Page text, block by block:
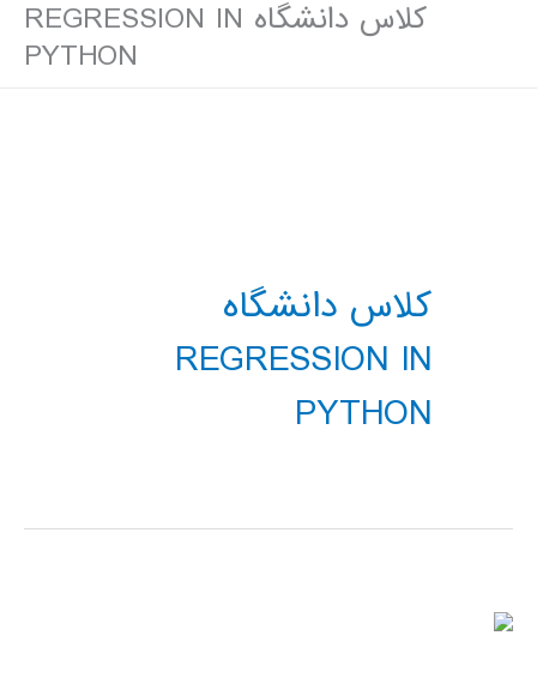
کلاس دانشگاه REGRESSION IN
PYTHON
کلاس دانشگاه
REGRESSION IN
PYTHON